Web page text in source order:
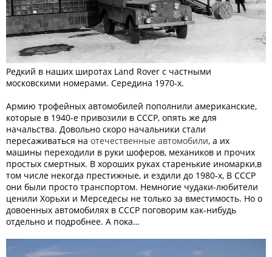
Редкий в наших широтах Land Rover с частными
московскими номерами. Середина 1970-х.
Армию трофейных автомобилей пополнили американские,
которые в 1940-е привозили в СССР, опять же для
начальства. Довольно скоро начальники стали
пересаживаться на отечественные автомобили, а их
машины переходили в руки шоферов, механиков и прочих
простых смертных. В хороших руках старенькие иномарки,в
том числе некогда престижные, и ездили до 1980-х, В СССР
они были просто транспортом. Немногие чудаки-любители
ценили Хорьхи и Мерседесы не только за вместимость. Но о
довоенных автомобилях в СССР поговорим как-нибудь
отдельно и подробнее. А пока…